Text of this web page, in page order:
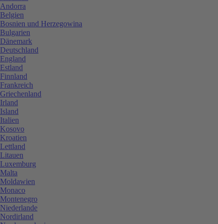
Andorra
Belgien
Bosnien und Herzegowina
Bulgarien
Dänemark
Deutschland
England
Estland
Finnland
Frankreich
Griechenland
Irland
Island
Italien
Kosovo
Kroatien
Lettland
Litauen
Luxemburg
Malta
Moldawien
Monaco
Montenegro
Niederlande
Nordirland